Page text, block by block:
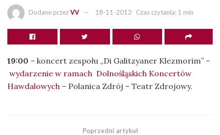
Dodane przezVV 18-11-2013 Czas czytania: 1 min
19:00 – koncert zespołu „Di Galitzyaner Klezmorim” –
wydarzenie w ramach Dolnośląskich Koncertów
Hawdalowych – Polanica Zdrój – Teatr Zdrojowy.
Poprzedni artykuł